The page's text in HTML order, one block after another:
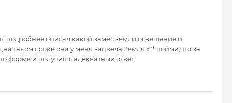
подробнее описал,какой замес земли,освещение и
таком сроке она у меня зацвела.Земля х** пойми,что за
форме и получишь адекватный ответ.